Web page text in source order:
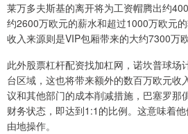
莱万多夫斯基的离开将为工资帽腾出约
约2600万欧元的薪水和超过1000万欧元
收入来源则是VIP包厢带来的大约7300万
此外股票杠杆配资找加杠网，诺坎普球场
台区域，这也将带来额外的数百万欧元收
议和其他部门的成本削减措施，巴塞罗那
财务状态，即达到1:1的比例。这意味着
由地操作。